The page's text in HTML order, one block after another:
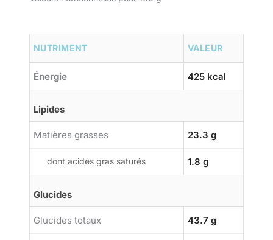
NUTRIMENT VALEUR
Énergie 425 kcal
Lipides
Matières grasses 23.3 g
dont acides gras saturés 1.8 g
Glucides
Glucides totaux 43.7 g